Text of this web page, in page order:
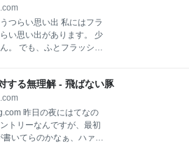
書類やメールでも気にす
最近、文章読みやすくな
になりました！ ブログっ
されるなんて！ なんて調
てびびった！わいせつわ
ましょうか？」 ってバカ
確かに！ パッと見、わい
つらい思い出 私にはフラ
い思い出があります。 少
。 でも、ふとフラッシュ
トロールできますが、忘
いんですね。 フラッシュ
出 記憶術の本を読んで思
ッシュバックする記憶を
を読んで思いついた 今日
する無理解 - 飛ばない豚
昨日の夜にはてなの
トリーなんですが、最初
いてらのかなぁ、ハァハ